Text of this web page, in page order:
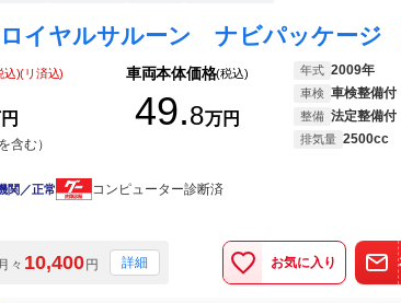
込)(リ済込)
含む）
車両本体価格(税込)
49.8万円
年式 2009年
車検 車検整備付
整備 法定整備付
排気量 2500cc
関／正常 コンピューター診断済
月々 10,400円 詳細 お気に入り